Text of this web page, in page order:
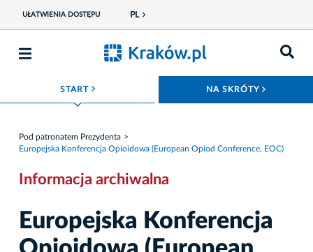
UŁATWIENIA DOSTĘPU PL
START ROZWIŃ MENU NA SKRÓTY
Pod patronatem Prezydenta
Europejska Konferencja Opioidowa (European Opiod Conference, EOC)
Informacja archiwalna
Europejska Konferencja